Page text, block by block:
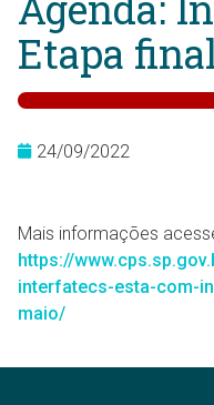
Etapa
24/09/2022
Mais informações
https://
interfatecs-esta-com-
maio/